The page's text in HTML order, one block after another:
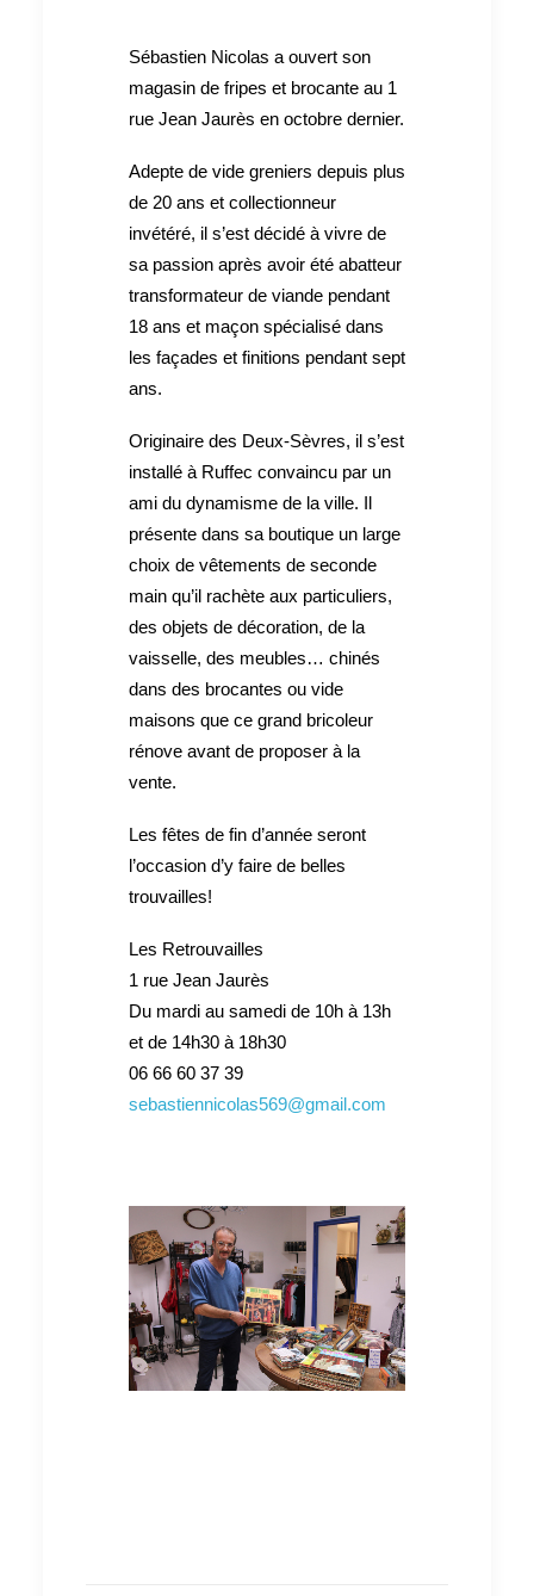
Sébastien Nicolas a ouvert son
magasin de fripes et brocante au 1
rue Jean Jaurès en octobre dernier.
Adepte de vide greniers depuis plus
de 20 ans et collectionneur
invétéré, il s’est décidé à vivre de
sa passion après avoir été abatteur
transformateur de viande pendant
18 ans et maçon spécialisé dans
les façades et finitions pendant sept
ans.
Originaire des Deux-Sèvres, il s’est
installé à Ruffec convaincu par un
ami du dynamisme de la ville. Il
présente dans sa boutique un large
choix de vêtements de seconde
main qu’il rachète aux particuliers,
des objets de décoration, de la
vaisselle, des meubles… chinés
dans des brocantes ou vide
maisons que ce grand bricoleur
rénove avant de proposer à la
vente.
Les fêtes de fin d’année seront
l’occasion d’y faire de belles
trouvailles!
Les Retrouvailles
1 rue Jean Jaurès
Du mardi au samedi de 10h à 13h
et de 14h30 à 18h30
06 66 60 37 39
sebastiennicolas569@gmail.com